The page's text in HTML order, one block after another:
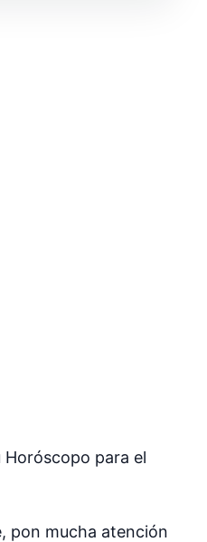
Horóscopo para el
pon mucha atención